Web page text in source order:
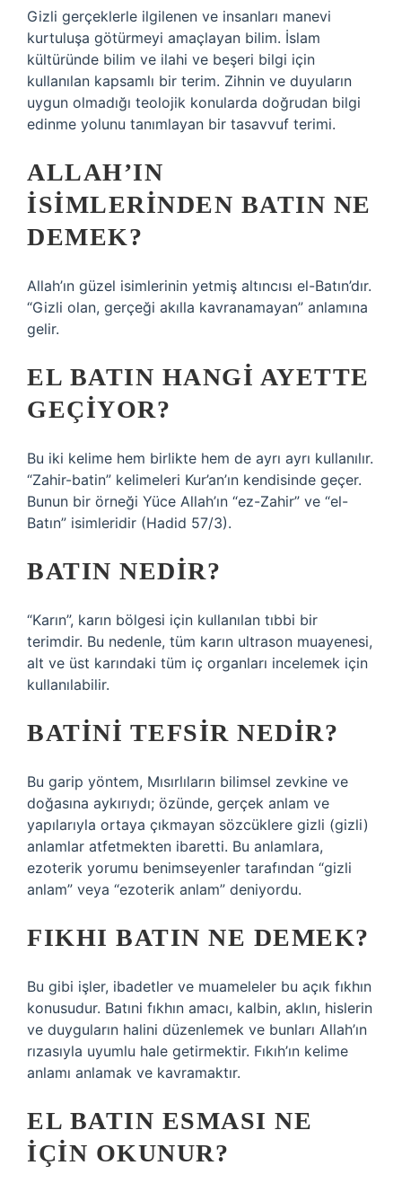
Gizli gerçeklerle ilgilenen ve insanları manevi
kurtuluşa götürmeyi amaçlayan bilim. İslam
kültüründe bilim ve ilahi ve beşeri bilgi için
kullanılan kapsamlı bir terim. Zihnin ve duyuların
uygun olmadığı teolojik konularda doğrudan bilgi
edinme yolunu tanımlayan bir tasavvuf terimi.
ALLAH’IN
ISIMLERINDEN BATIN NE
DEMEK?
Allah’ın güzel isimlerinin yetmiş altıncısı el-Batın’dır.
“Gizli olan, gerçeği akılla kavranamayan” anlamına
gelir.
EL BATIN HANGI AYETTE
GEÇIYOR?
Bu iki kelime hem birlikte hem de ayrı ayrı kullanılır.
“Zahir-batin” kelimeleri Kur’an’ın kendisinde geçer.
Bunun bir örneği Yüce Allah’ın “ez-Zahir” ve “el-
Batın” isimleridir (Hadid 57/3).
BATIN NEDIR?
“Karın”, karın bölgesi için kullanılan tıbbi bir
terimdir. Bu nedenle, tüm karın ultrason muayenesi,
alt ve üst karındaki tüm iç organları incelemek için
kullanılabilir.
BATINI TEFSIR NEDIR?
Bu garip yöntem, Mısırlıların bilimsel zevkine ve
doğasına aykırıydı; özünde, gerçek anlam ve
yapılarıyla ortaya çıkmayan sözcüklere gizli (gizli)
anlamlar atfetmekten ibaretti. Bu anlamlara,
ezoterik yorumu benimseyenler tarafından “gizli
anlam” veya “ezoterik anlam” deniyordu.
FIKHI BATIN NE DEMEK?
Bu gibi işler, ibadetler ve muameleler bu açık fıkhın
konusudur. Batıni fıkhın amacı, kalbin, aklın, hislerin
ve duyguların halini düzenlemek ve bunları Allah’ın
rızasıyla uyumlu hale getirmektir. Fıkıh’ın kelime
anlamı anlamak ve kavramaktır.
EL BATIN ESMASI NE
IÇIN OKUNUR?